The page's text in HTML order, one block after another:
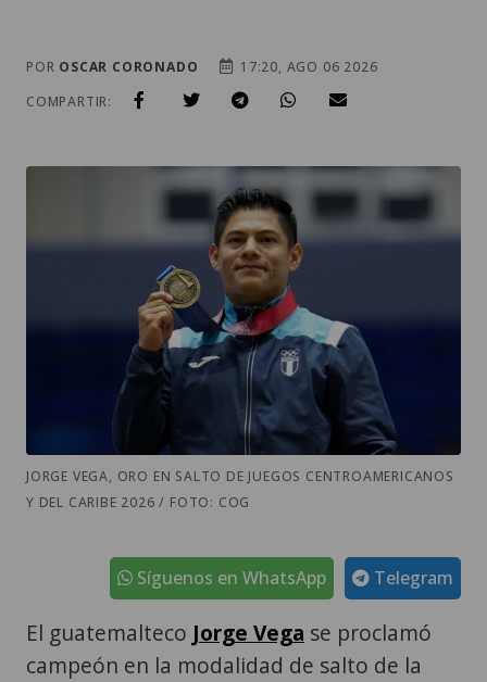
POR OSCAR CORONADO
17:20, AGO 06 2026
COMPARTIR:
JORGE VEGA, ORO EN SALTO DE JUEGOS CENTROAMERICANOS
Y DEL CARIBE 2026 / FOTO: COG
Telegram
Síguenos en WhatsApp
El guatemalteco Jorge Vega se proclamó
campeón en la modalidad de salto de la